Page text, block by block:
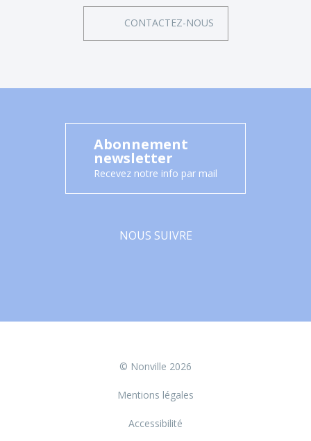
CONTACTEZ-NOUS
Abonnement
newsletter
Recevez notre info par mail
NOUS SUIVRE
© Nonville 2026
Mentions légales
Accessibilité